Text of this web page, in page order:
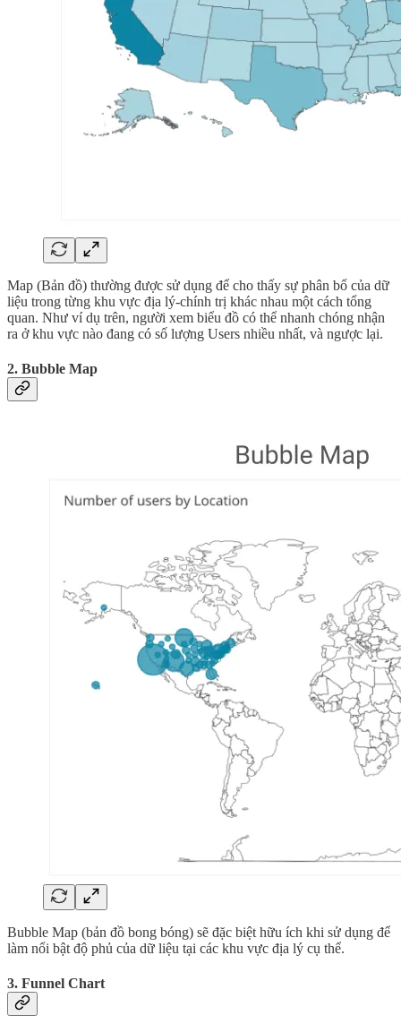
Map (Bản đồ) thường được sử dụng để cho thấy sự phân bổ của dữ
liệu trong từng khu vực địa lý-chính trị khác nhau một cách tổng
quan. Như ví dụ trên, người xem biểu đồ có thể nhanh chóng nhận
ra ở khu vực nào đang có số lượng Users nhiều nhất, và ngược lại.
2. Bubble Map
Bubble Map (bản đồ bong bóng) sẽ đặc biệt hữu ích khi sử dụng để
làm nổi bật độ phủ của dữ liệu tại các khu vực địa lý cụ thể.
3. Funnel Chart